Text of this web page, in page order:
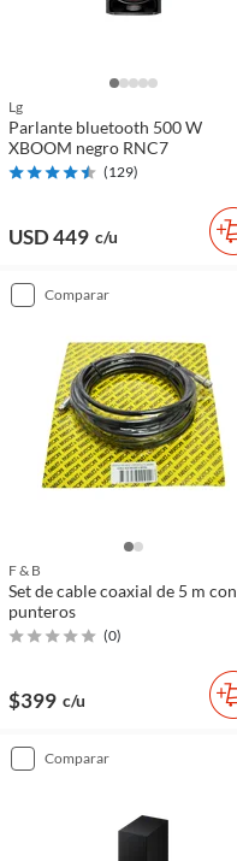
Lg
Parlante bluetooth 500 W
XBOOM negro RNC7
(129)
USD 449 c/u
comparar
F & B
Set de cable coaxial de 5 m con
punteros
(0)
$399 c/u
comparar